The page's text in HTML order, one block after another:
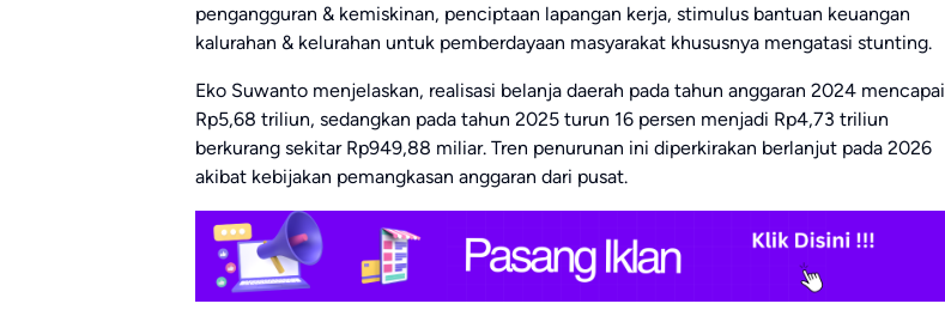
pengangguran & kemiskinan, penciptaan lapangan kerja, stimulus bantuan keuangan
kalurahan & kelurahan untuk pemberdayaan masyarakat khususnya mengatasi stunting.
Eko Suwanto menjelaskan, realisasi belanja daerah pada tahun anggaran 2024 mencapai
Rp5,68 triliun, sedangkan pada tahun 2025 turun 16 persen menjadi Rp4,73 triliun
berkurang sekitar Rp949,88 miliar. Tren penurunan ini diperkirakan berlanjut pada 2026
akibat kebijakan pemangkasan anggaran dari pusat.